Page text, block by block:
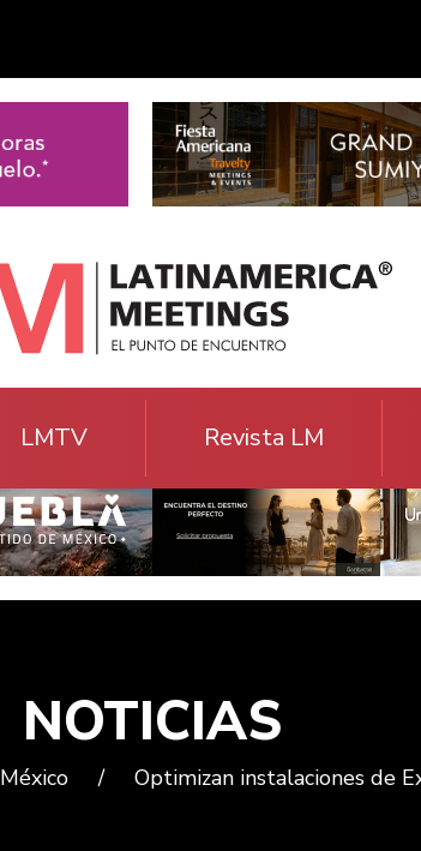
LMTV Revista LM
NOTICIAS
México / Optimizan instalaciones de